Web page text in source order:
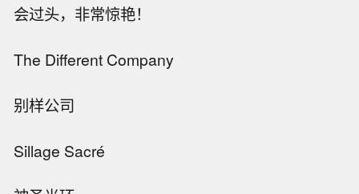
会过头，非常惊艳！
The Different Company
别样公司
Sillage Sacré